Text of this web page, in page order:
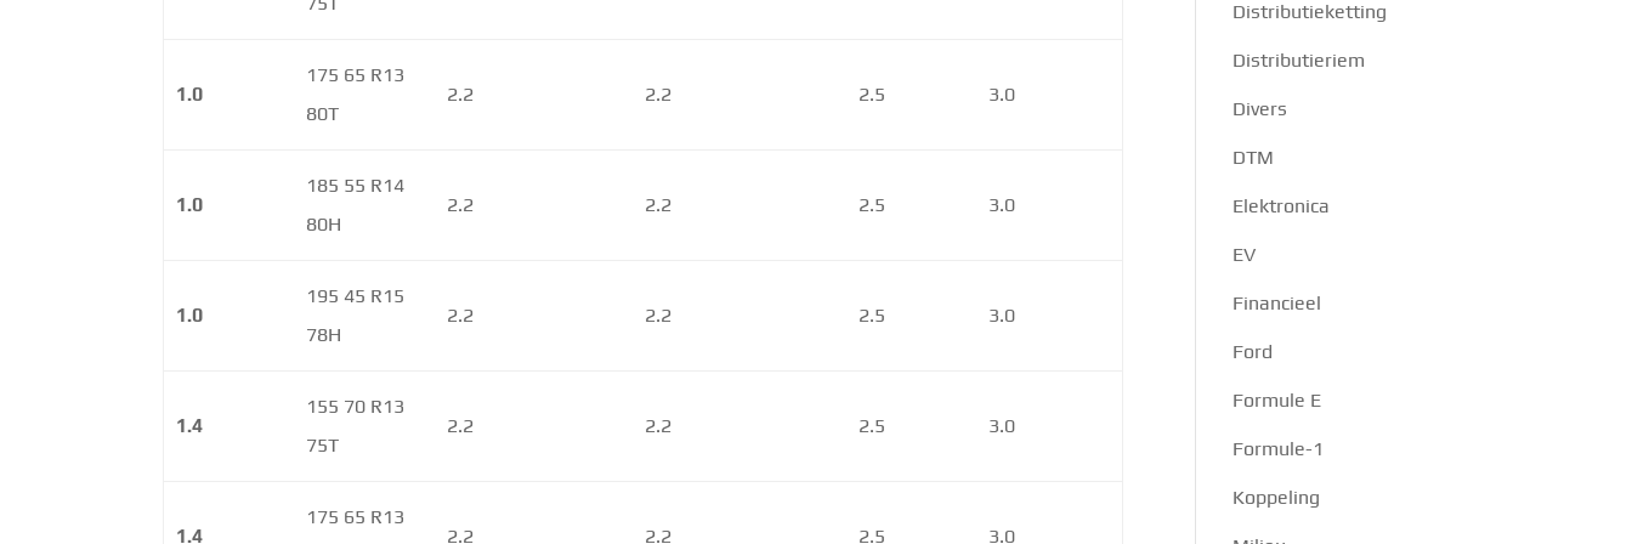
1.0
175 65 R13
80T
2.2 2.2 2.5 3.0
1.0
185 55 R14
80H
2.2 2.2 2.5 3.0
1.0
195 45 R15
78H
2.2 2.2 2.5 3.0
1.4
155 70 R13
75T
2.2 2.2 2.5 3.0
1.4
175 65 R13
2.2
2.2 2.5 3.0
Distributieketting
Distributieriem
Divers
DTM
Elektronica
EV
Financieel
Ford
Formule E
Formule-1
Koppeling